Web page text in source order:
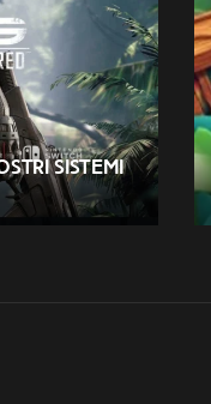
sistemi